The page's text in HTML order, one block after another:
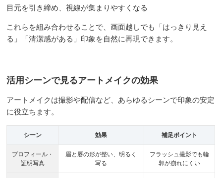
目元を引き締め、視線が集まりやすくなる
これらを組み合わせることで、画面越しでも「はっきり見え
る」「清潔感がある」印象を自然に再現できます。
活用シーンで見るアートメイクの効果
アートメイクは撮影や配信など、あらゆるシーンで印象の安定
に役立ちます。
シーン 効果 補足ポイント
プロフィール・
証明写真
眉と唇の形が整い、明るく
写る
フラッシュ撮影でも輪
郭が崩れにくい